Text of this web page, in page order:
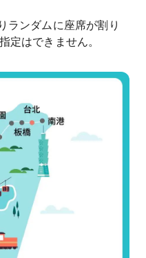
ランダムに座席が割り
定はできません。